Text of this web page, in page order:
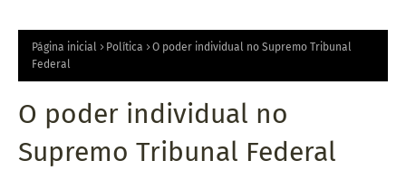
Página inicial Política
O poder individual no Supremo Tribunal
Federal
O poder individual no
Supremo Tribunal Federal